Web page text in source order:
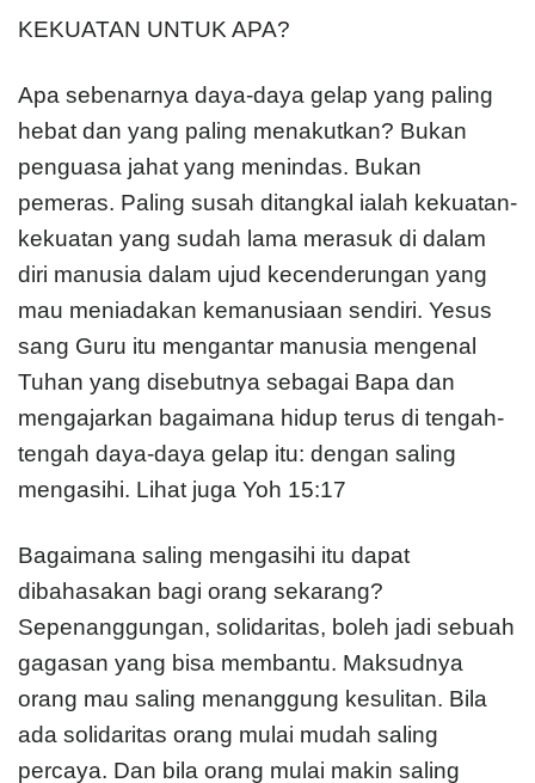
KEKUATAN UNTUK APA?
Apa sebenarnya daya-daya gelap yang paling
hebat dan yang paling menakutkan? Bukan
penguasa jahat yang menindas. Bukan
pemeras. Paling susah ditangkal ialah kekuatan-
kekuatan yang sudah lama merasuk di dalam
diri manusia dalam ujud kecenderungan yang
mau meniadakan kemanusiaan sendiri. Yesus
sang Guru itu mengantar manusia mengenal
Tuhan yang disebutnya sebagai Bapa dan
mengajarkan bagaimana hidup terus di tengah-
tengah daya-daya gelap itu: dengan saling
mengasihi. Lihat juga Yoh 15:17
Bagaimana saling mengasihi itu dapat
dibahasakan bagi orang sekarang?
Sepenanggungan, solidaritas, boleh jadi sebuah
gagasan yang bisa membantu. Maksudnya
orang mau saling menanggung kesulitan. Bila
ada solidaritas orang mulai mudah saling
percaya. Dan bila orang mulai makin saling